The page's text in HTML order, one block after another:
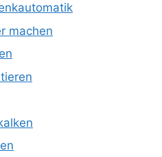
machen